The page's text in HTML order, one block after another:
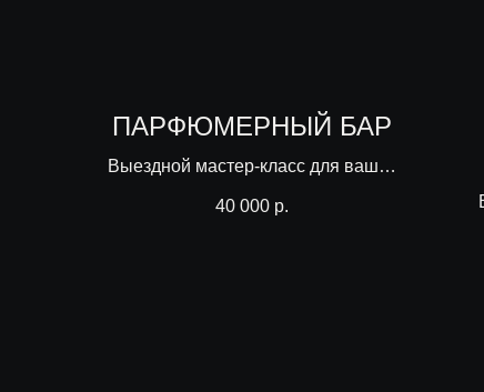
ПАРФЮМЕРНЫЙ БАР
Выездной мастер-класс для ваших
40 000 р.